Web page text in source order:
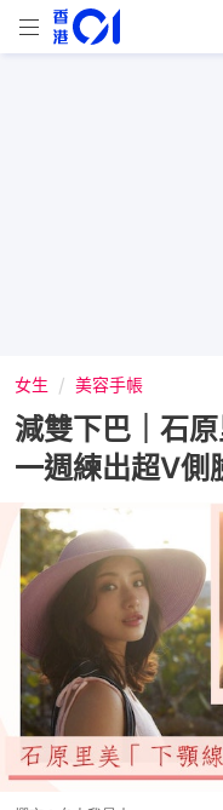
女生 美容手帳
減雙下巴｜石
一週練出超V側